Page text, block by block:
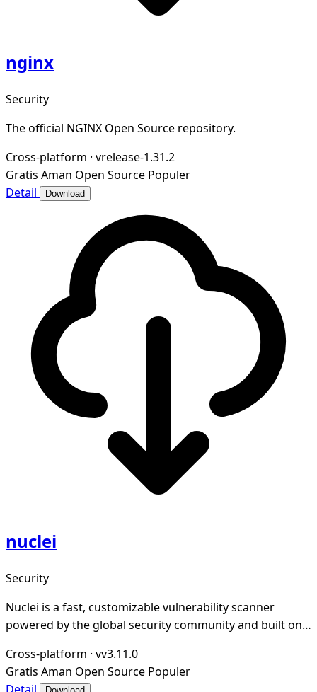
nginx
Security
The official NGINX Open Source repository.
Cross-platform · vrelease-1.31.2
Gratis Aman Open Source Populer
Detail
Download
nuclei
Security
Nuclei is a fast, customizable vulnerability scanner
powered by the global security community and built on a
Cross-platform · vv3.11.0
Gratis Aman Open Source Populer